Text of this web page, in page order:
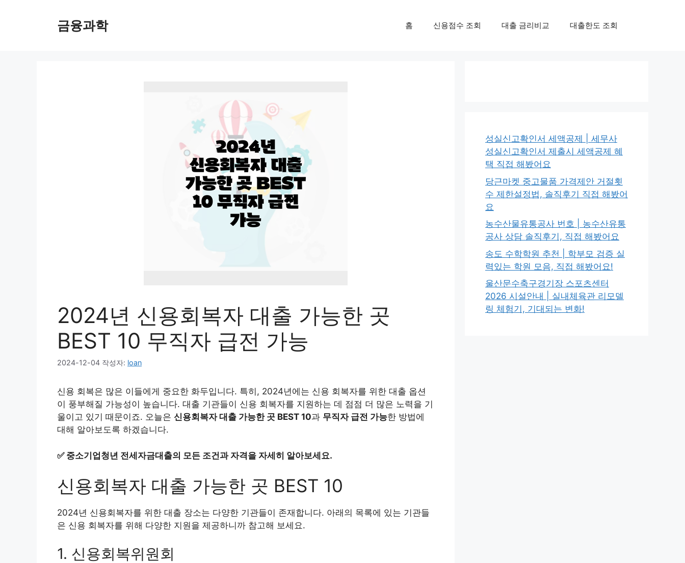
금융과학 홈 신용점수 조회 대출 금리비교 대출한도 조회
2024년 신용회복자 대출 가능한 곳
BEST 10 무직자 급전 가능
2024-12-04 작성자: loan
신용 회복은 많은 이들에게 중요한 화두입니다. 특히, 2024년에는 신용 회복자를 위한 대출 옵션
이 풍부해질 가능성이 높습니다. 대출 기관들이 신용 회복자를 지원하는 데 점점 더 많은 노력을 기
울이고 있기 때문이죠. 오늘은 신용회복자 대출 가능한 곳 BEST 10과 무직자 급전 가능한 방법에
대해 알아보도록 하겠습니다.
✅ 중소기업청년 전세자금대출의 모든 조건과 자격을 자세히 알아보세요.
신용회복자 대출 가능한 곳 BEST 10
2024년 신용회복자를 위한 대출 장소는 다양한 기관들이 존재합니다. 아래의 목록에 있는 기관들
은 신용 회복자를 위해 다양한 지원을 제공하니까 참고해 보세요.
1. 신용회복위원회
성실신고확인서 세액공제 | 세무사
성실신고확인서 제출시 세액공제 혜
택 직접 해봤어요
당근마켓 중고물품 가격제안 거절횟
수 제한설정법, 솔직후기 직접 해봤어
요
농수산물유통공사 번호 | 농수산유통
공사 상담 솔직후기, 직접 해봤어요
송도 수학학원 추천 | 학부모 검증 실
력있는 학원 모음, 직접 해봤어요!
울산문수축구경기장 스포츠센터
2026 시설안내 | 실내체육관 리모델
링 체험기, 기대되는 변화!